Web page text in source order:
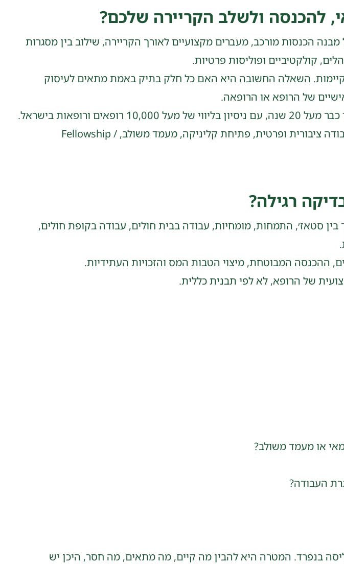
להכנסה ולשלב הקריירה שלכם?
הכנסות מורכב, מעברים מקצועיים לאורך הקריירה, שילוב בין מסגרות
קולקטיביים ופוליסות פרטיות.
קיימות. השאלה החשובה היא האם כל חלק בתיק באמת מתאים לעיסוק
של הרופא או הרופאה.
ב־Medico סוכנות לביטוח ופיננסים אנחנו מתמחים בליווי רופאים ורופאות בלבד כבר מעל 20 שנה, עם ניסיון בליווי של מעל 10,000 רופאים ורופאות בישראל.
ההתמחות שלנו היא בהבנת עולם הרפואה לעומק: מהסטאז׳, דרך ההתמחות, עבודה ציבורית ופרטית, פתיחת קליניקה, מעמד משולב, Fellowship /
רגילה?
בין סטאז׳, התמחות, מומחיות, עבודה בבית חולים, עבודה בקופת חולים,
ההכנסה המבוטחת, מיצוי הטבות המס והזכויות העתידיות.
של הרופא, לא לפי תבנית כללית.
או מעמד משולב?
העבודה?
בנפרד. המטרה היא להבין מה קיים, מה מתאים, מה חסר, היכן יש